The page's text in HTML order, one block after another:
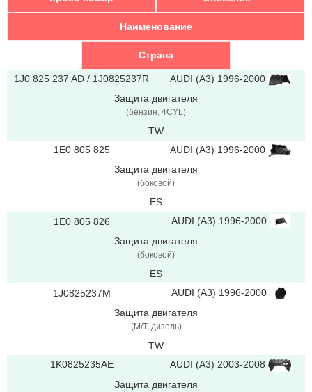
Наименование
Страна
1J0 825 237 AD / 1J0825237R
AUDI (A3) 1996-2000
Защита двигателя
(бензин, 4CYL)
TW
1E0 805 825
AUDI (A3) 1996-2000
Защита двигателя
(боковой)
ES
1E0 805 826
AUDI (A3) 1996-2000
Защита двигателя
(боковой)
ES
1J0825237M
AUDI (A3) 1996-2000
Защита двигателя
(M/T, дизель)
TW
1K0825235AE
AUDI (A3) 2003-2008
Защита двигателя